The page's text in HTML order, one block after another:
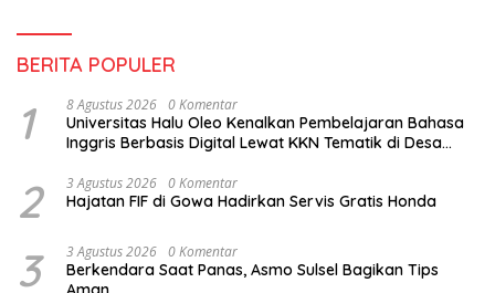
BERITA POPULER
1 8 Agustus 2026 0 Komentar
Universitas Halu Oleo Kenalkan Pembelajaran Bahasa
Inggris Berbasis Digital Lewat KKN Tematik di Desa
2 3 Agustus 2026 0 Komentar
Hajatan FIF di Gowa Hadirkan Servis Gratis Honda
3 3 Agustus 2026 0 Komentar
Berkendara Saat Panas, Asmo Sulsel Bagikan Tips